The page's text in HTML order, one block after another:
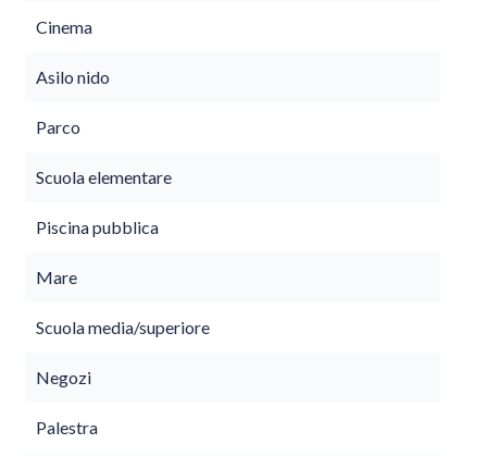
Cinema
Asilo nido
Parco
Scuola elementare
Piscina pubblica
Mare
Scuola media/superiore
Negozi
Palestra